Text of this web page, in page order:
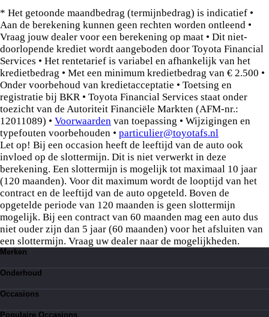
* Het getoonde maandbedrag (termijnbedrag) is indicatief •
Aan de berekening kunnen geen rechten worden ontleend •
Vraag jouw dealer voor een berekening op maat • Dit niet-
doorlopende krediet wordt aangeboden door Toyota Financial
Services • Het rentetarief is variabel en afhankelijk van het
kredietbedrag • Met een minimum kredietbedrag van € 2.500 •
Onder voorbehoud van kredietacceptatie • Toetsing en
registratie bij BKR • Toyota Financial Services staat onder
toezicht van de Autoriteit Financiële Markten (AFM-nr.:
12011089) • Voorwaarden van toepassing • Wijzigingen en
typefouten voorbehouden • particulier@toyotafs.nl
Let op! Bij een occasion heeft de leeftijd van de auto ook
invloed op de slottermijn. Dit is niet verwerkt in deze
berekening. Een slottermijn is mogelijk tot maximaal 10 jaar
(120 maanden). Voor dit maximum wordt de looptijd van het
contract en de leeftijd van de auto opgeteld. Boven de
opgetelde periode van 120 maanden is geen slottermijn
mogelijk. Bij een contract van 60 maanden mag een auto dus
niet ouder zijn dan 5 jaar (60 maanden) voor het afsluiten van
een slottermijn. Vraag uw dealer naar de mogelijkheden.
Merken
Suzuki
BYD
Onderhoud
Bandenservice
Werkplaatsafspraak
Occasions
Populaire Occasions